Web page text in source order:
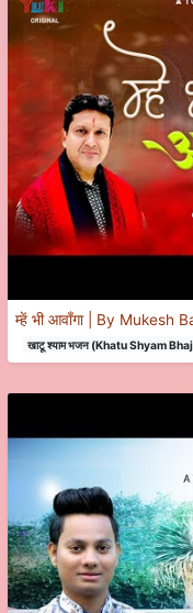
म्हें भी आवाँगा | By Mukesh
खाटू श्याम भजन (Khatu Shyam